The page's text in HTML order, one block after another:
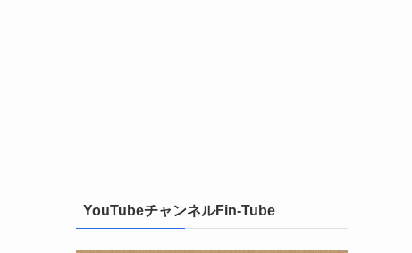
YouTubeチャンネルFin-Tube